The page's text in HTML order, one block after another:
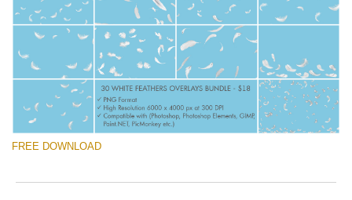
FREE DOWNLOAD